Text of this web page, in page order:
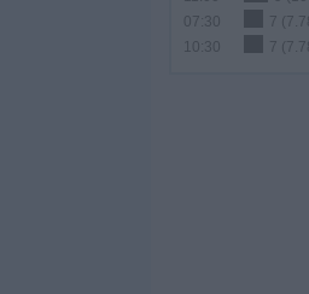
07:30
7
10:30
7